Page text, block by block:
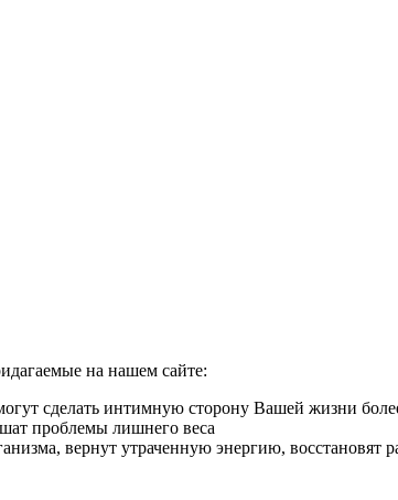
на нашем сайте:
сделать интимную сторону Вашей жизни
проблемы лишнего веса
вернут утраченную энергию, восстановят